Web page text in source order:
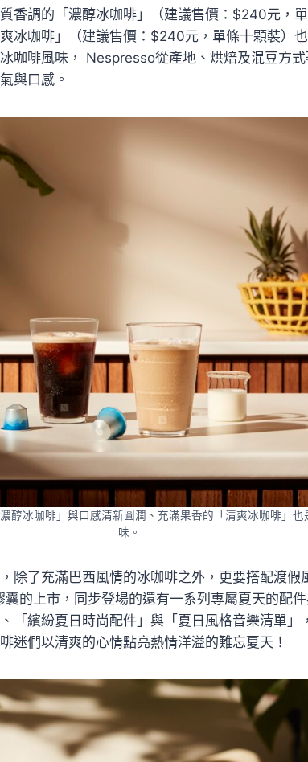
香調的「濃醇冰咖啡」（建議售價：$240元，
冰咖啡」（建議售價：$240元，單條十顆裝）
咖啡風味， Nespresso從產地、烘焙及混豆方
與口感。
醇冰咖啡」與口感清新圓潤、充滿果香的「清爽冰咖啡」也
味。
除了充滿巴西風情的冰咖啡之外，更要搭配渡假
的上市，同步登場的還有一系列專屬夏天的配
「繽紛夏日時尚配件」與「夏日風格音樂清單」
迷們以清爽的心情點亮熱情洋溢的難忘夏天！